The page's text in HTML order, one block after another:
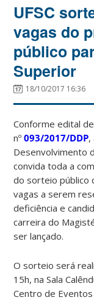
UFSC
vagas do
público
Superior
18/10/2017 16:36
Conforme edital
nº093/2017/DDP,
Desenvolvimento
convida toda a
do sorteio público
vagas a serem
deficiência e
carreira do
ser lançado.
O sorteio será
15h, na Sala
Centro de Eventos